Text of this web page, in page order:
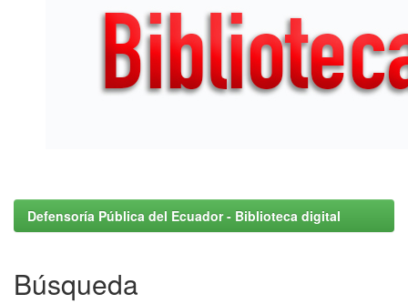
Defensoría Pública del Ecuador - Biblioteca digital
Búsqueda